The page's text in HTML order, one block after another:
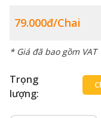
79.000đ/chai
* Giá đã bao gồm VAT
Trọng
lượng: